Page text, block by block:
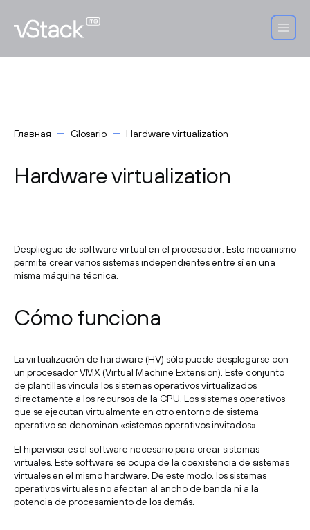
Главная Glosario Hardware virtualization
Hardware virtualization
Despliegue de software virtual en el procesador. Este mecanismo
permite crear varios sistemas independientes entre sí en una
misma máquina técnica.
Cómo funciona
La virtualización de hardware (HV) sólo puede desplegarse con
un procesador VMX (Virtual Machine Extension). Este conjunto
de plantillas vincula los sistemas operativos virtualizados
directamente a los recursos de la CPU. Los sistemas operativos
que se ejecutan virtualmente en otro entorno de sistema
operativo se denominan «sistemas operativos invitados».
El hipervisor es el software necesario para crear sistemas
virtuales. Este software se ocupa de la coexistencia de sistemas
virtuales en el mismo hardware. De este modo, los sistemas
operativos virtuales no afectan al ancho de banda ni a la
potencia de procesamiento de los demás.